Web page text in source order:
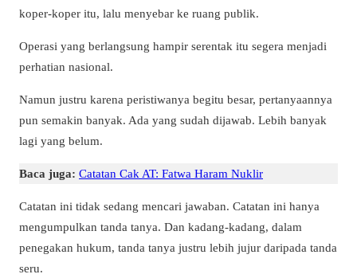
koper-koper itu, lalu menyebar ke ruang publik.
Operasi yang berlangsung hampir serentak itu segera menjadi
perhatian nasional.
Namun justru karena peristiwanya begitu besar, pertanyaannya
pun semakin banyak. Ada yang sudah dijawab. Lebih banyak
lagi yang belum.
Baca juga: Catatan Cak AT: Fatwa Haram Nuklir
Catatan ini tidak sedang mencari jawaban. Catatan ini hanya
mengumpulkan tanda tanya. Dan kadang-kadang, dalam
penegakan hukum, tanda tanya justru lebih jujur daripada tanda
seru.